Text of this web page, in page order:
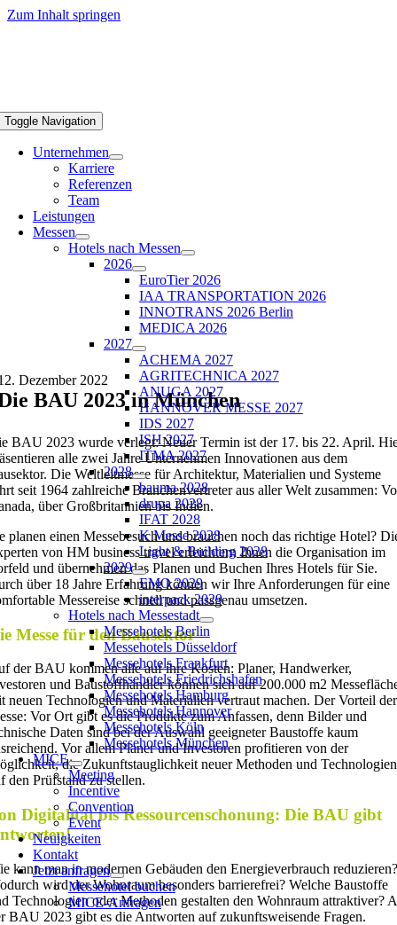
Zum Inhalt springen
Toggle Navigation
Unternehmen
Karriere
Referenzen
Team
Leistungen
Messen
Hotels nach Messen
2026
EuroTier 2026
IAA TRANSPORTATION 2026
INNOTRANS 2026 Berlin
MEDICA 2026
2027
ACHEMA 2027
AGRITECHNICA 2027
ANUGA 2027
HANNOVER MESSE 2027
IDS 2027
ISH 2027
ITMA 2027
2028
bauma 2028
drupa 2028
IFAT 2028
K Messe 2028
Light & Building 2028
2029
EMO 2029
interpack 2029
Hotels nach Messestadt
Messehotels Berlin
Messehotels Düsseldorf
Messehotels Frankfurt
Messehotels Friedrichshafen
Messehotels Hamburg
Messehotels Hannover
Messehotels Köln
Messehotels München
MICE
Meeting
Incentive
Convention
Event
Neuigkeiten
Kontakt
Jetzt anfragen
Messehotel buchen
MICE-Anfragen
Dezember 2022
BAU 2023 in München
BAU 2023 wurde verlegt: Neuer Termin ist der 17. bis 22. April.
alle zwei Jahre Unternehmen Innovationen aus dem
Die Weltleitmesse für Architektur, Materialien und Systeme
seit 1964 zahlreiche Branchenvertreter aus aller Welt zusammen:
über Großbritannien bis Indien.
planen einen Messebesuch und brauchen noch das richtige Hotel?
von HM business travel erleichtern Ihnen die Organisation im
und übernehmen das Planen und Buchen Ihres Hotels für Sie.
über 18 Jahre Erfahrung können wir Ihre Anforderungen für eine
Messereise schnell und passgenau umsetzen.
Messe für den Bausektor
der BAU kommen alle auf ihre Kosten: Planer, Handwerker,
und Baustoffhändler können sich auf 200.000 m2
neuen Technologien und Materialien vertraut machen. Der Vorteil der
Vor Ort gibt es die Produkte zum Anfassen, denn Bilder und
Daten sind bei der Auswahl geeigneter Baustoffe kaum
Vor allem Planer und Investoren profitieren von der
die Zukunftstauglichkeit neuer Methoden und Technologien
den Prüfstand zu stellen.
Digitalität bis Ressourcenschonung: Die BAU gibt
kann man in modernen Gebäuden den Energieverbrauch reduzieren?
wird der Wohnraum besonders barrierefrei? Welche Baustoffe
Technologien oder Methoden gestalten den Wohnraum attraktiver?
BAU 2023 gibt es die Antworten auf zukunftsweisende Fragen.